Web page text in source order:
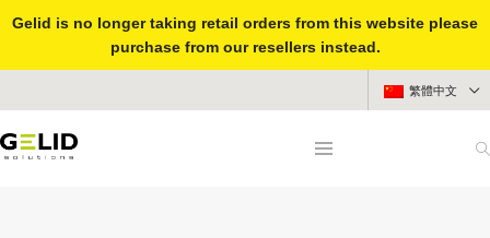
Gelid is no longer taking retail orders from this website please
purchase from our resellers instead.
繁體中文